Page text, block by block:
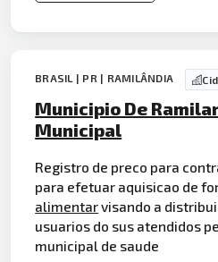
BRASIL | PR | RAMILÂNDIA
Municipio De
Municipal
Registro de preco para
para efetuar aquisicao de
alimentarvisando a
usuarios do sus atendidos
municipal de saude